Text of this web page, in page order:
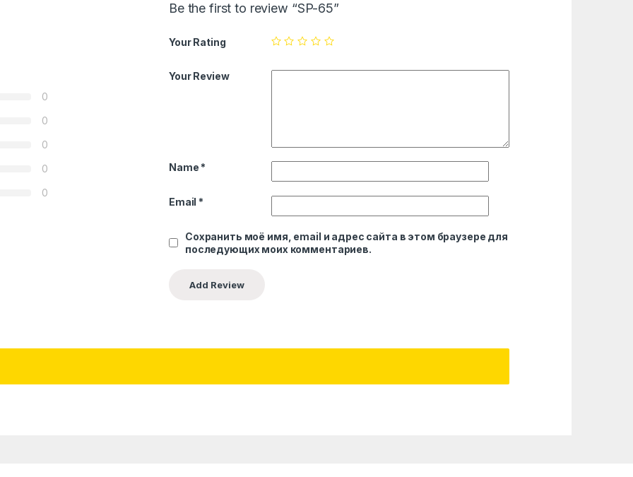
0
0
0
0
0
Be the first to review “SP-65”
Your Rating
Your Review
Name *
Email *
Сохранить моё имя, email и адрес сайта в этом браузере для
последующих моих комментариев.